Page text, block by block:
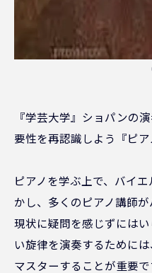
『学芸大学』ショパンの
要性を再認識しよう『ピア
ピアノを学ぶ上で、バイ
かし、多くのピアノ講師
現状に疑問を感じずには
い旋律を演奏するために
マスターすることが重要で